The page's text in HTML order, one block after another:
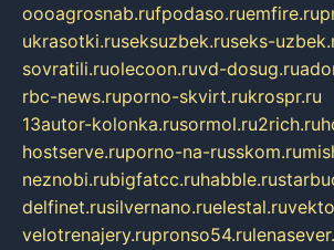
oooagrosnab.rufpodaso.ruemfire.ru
ukrasotki.ruseksuzbek.ruseks-
sovratili.ruolecoon.ruvd-dosug.ru
rbc-news.ruporno-skvirt.rukrospr.ru
13autor-kolonka.rusormol.ru2rich.ru
hostserve.ruporno-na-russkom.ru
neznobi.rubigfatcc.ruhabble.ru
delfinet.rusilvernano.ruelestal.ru
velotrenajery.rupronso54.ru